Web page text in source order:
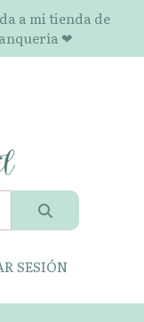
a mi tienda de
❤
SESIÓN